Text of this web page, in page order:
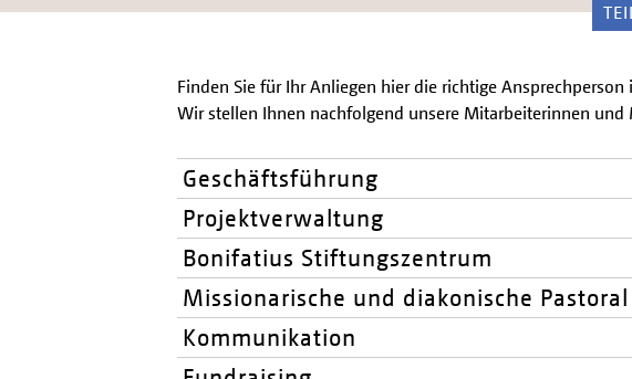
Finden Sie für Ihr Anliegen hier die richtige
Wir stellen Ihnen nachfolgend unsere Mitarbeiterinnen
Geschäftsführung
Projektverwaltung
Bonifatius Stiftungszentrum
Missionarische und diakonische Pastoral
Kommunikation